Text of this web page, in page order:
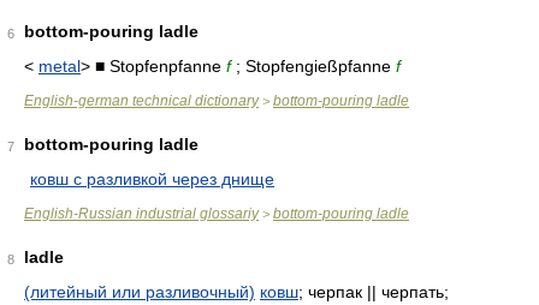
6
bottom-pouring ladle
< metal> ■ Stopfenpfanne f; Stopfengießpfanne f
English-german technical dictionary> bottom-pouring ladle
7
bottom-pouring ladle
ковш с разливкой через днище
English-Russian industrial glossariy> bottom-pouring ladle
8
ladle
(литейный или разливочный) ковш; черпак || черпать;